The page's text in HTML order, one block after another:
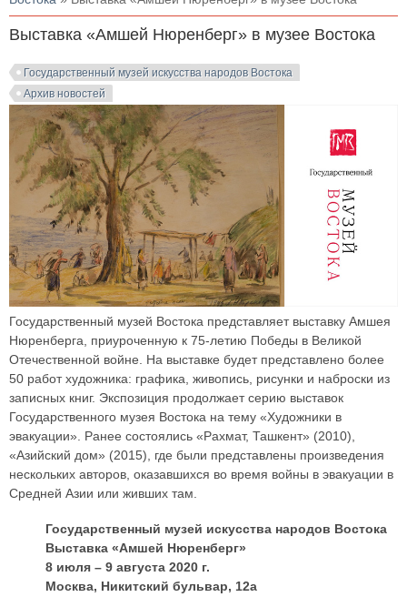
Выставка «Амшей Нюренберг» в музее Востока
Государственный музей искусства народов Востока
Архив новостей
Государственный музей Востока представляет выставку Амшея
Нюренберга, приуроченную к 75-летию Победы в Великой
Отечественной войне. На выставке будет представлено более
50 работ художника: графика, живопись, рисунки и наброски из
записных книг. Экспозиция продолжает серию выставок
Государственного музея Востока на тему «Художники в
эвакуации». Ранее состоялись «Рахмат, Ташкент» (2010),
«Азийский дом» (2015), где были представлены произведения
нескольких авторов, оказавшихся во время войны в эвакуации в
Средней Азии или живших там.
Государственный музей искусства народов Востока
Выставка «Амшей Нюренберг»
8 июля – 9 августа 2020 г.
Москва, Никитский бульвар, 12а